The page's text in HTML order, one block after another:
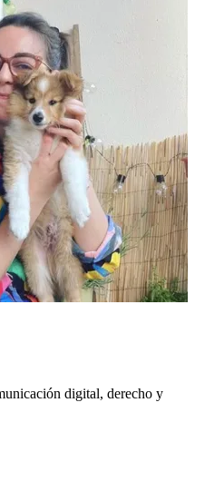
digital, derecho y